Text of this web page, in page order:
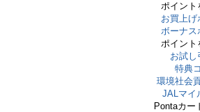
ポイント
お買上げ
ボーナス
ポイント
お試し
特典
環境社会
JALマイ
Pontaカー